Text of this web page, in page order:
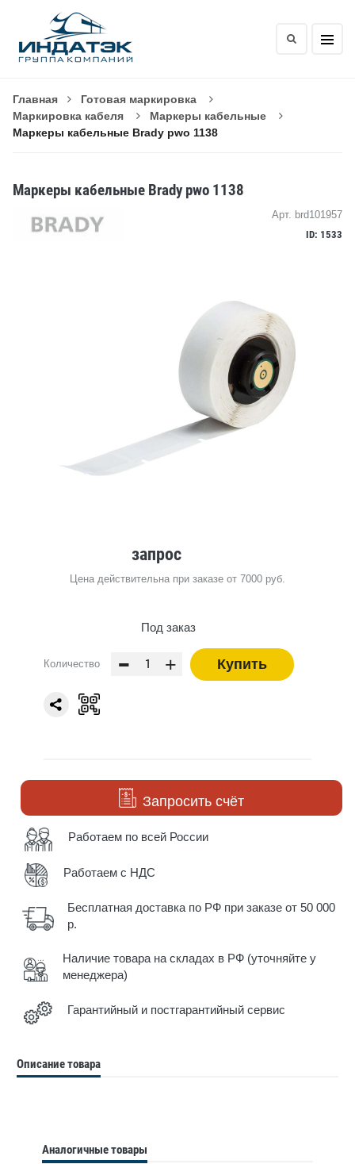
Главная
Готовая маркировка
Маркировка кабеля
Маркеры кабельные
Маркеры кабельные Brady pwo 1138
Маркеры кабельные Brady pwo 1138
Арт. brd101957
ID: 1533
запрос
Цена действительна при заказе от 7000 руб.
Под заказ
Количество - + Купить
Запросить счёт
Работаем по всей России
Работаем с НДС
Бесплатная доставка по РФ при заказе от 50 000
р.
Наличие товара на складах в РФ (уточняйте у
менеджера)
Гарантийный и постгарантийный сервис
Описание товара
Аналогичные товары